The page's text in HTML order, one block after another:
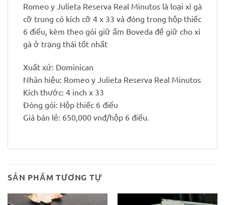
Romeo y Julieta Reserva Real Minutos là loại xì gà
cỡ trung có kích cỡ 4 x 33 và đóng trong hộp thiếc
6 điếu, kèm theo gói giữ ẩm Boveda để giữ cho xì
gà ở trạng thái tốt nhất
Xuất xứ: Dominican
Nhãn hiệu: Romeo y Julieta Reserva Real Minutos
Kích thước: 4 inch x 33
Đóng gói: Hộp thiếc 6 điếu
Giá bán lẻ: 650,000 vnđ/hộp 6 điếu.
SẢN PHẨM TƯƠNG TỰ